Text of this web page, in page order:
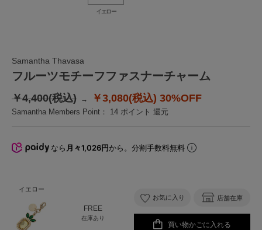
イエロー
Samantha Thavasa
フルーツモチーフファスナーチャーム
￥4,400(税込) ￥3,080(税込) 30%OFF
Samantha Members Point： 14 ポイント 還元
なら 月々1,026円から。分割手数料無料
イエロー
FREE
在庫あり
お気に入り 店舗在庫
買い物かごに入れる